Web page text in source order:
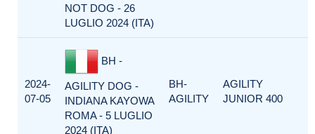
NOT DOG - 26
LUGLIO 2024 (ITA)
2024-
07-05
BH -
AGILITY DOG -
INDIANA KAYOWA
ROMA - 5 LUGLIO
2024 (ITA)
BH-
AGILITY
AGILITY
JUNIOR 400